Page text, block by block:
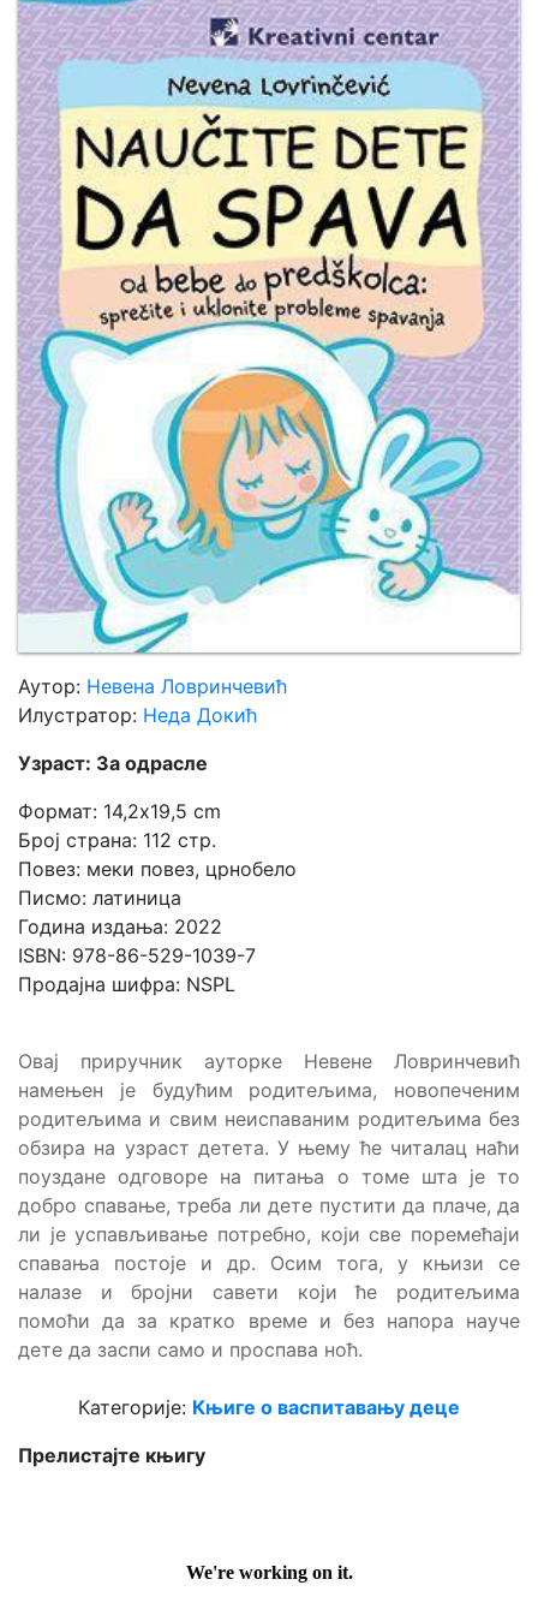
Мој
налог
Аутор: Невена Ловринчевић
Илустратор: Неда Докић
Узраст: За одрасле
Формат: 14,2x19,5 cm
Број страна: 112 стр.
Повез: меки повез, црнобело
Писмо: латиница
Година издања: 2022
ISBN: 978-86-529-1039-7
Продајна шифра: NSPL
Овај приручник ауторке Невене Ловринчевић
намењен је будућим родитељима, новопеченим
родитељима и свим неиспаваним родитељима без
обзира на узраст детета. У њему ће читалац наћи
поуздане одговоре на питања о томе шта је то
добро спавање, треба ли дете пустити да плаче, да
ли је успављивање потребно, који све поремећаји
спавања постоје и др. Осим тога, у књизи се
налазе и бројни савети који ће родитељима
помоћи да за кратко време и без напора науче
дете да заспи само и проспава ноћ.
Категорије: Књиге о васпитавању деце
Прелистајте књигу